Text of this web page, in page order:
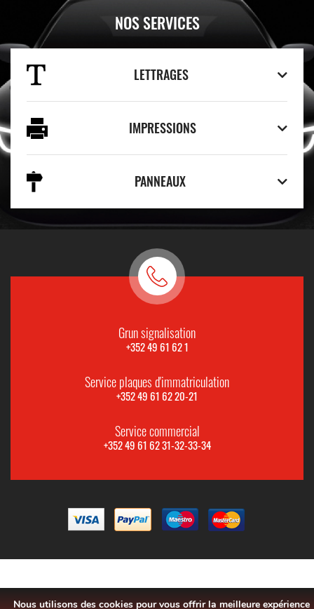
NOS SERVICES
LETTRAGES
IMPRESSIONS
PANNEAUX
Grun signalisation
+352 49 61 62 1
Service plaques d'immatriculation
+352 49 61 62 20-21
Service commercial
+352 49 61 62 31-32-33-34
Nous utilisons des cookies pour vous offrir la meilleure expérience